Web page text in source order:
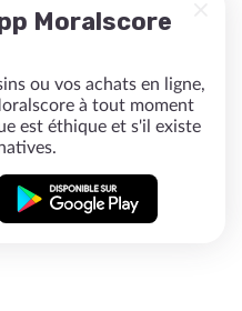
Moralscore
ou vos achats en ligne,
à tout moment
est éthique et s'il existe